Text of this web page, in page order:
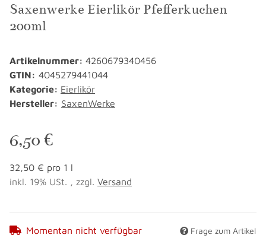
Saxenwerke Eierlikör Pfefferkuchen
200ml
Artikelnummer: 4260679340456
GTIN: 4045279441044
Kategorie: Eierlikör
Hersteller: SaxenWerke
6,50 €
32,50 € pro 1 l
inkl. 19% USt. , zzgl. Versand
Momentan nicht verfügbar Frage zum Artikel